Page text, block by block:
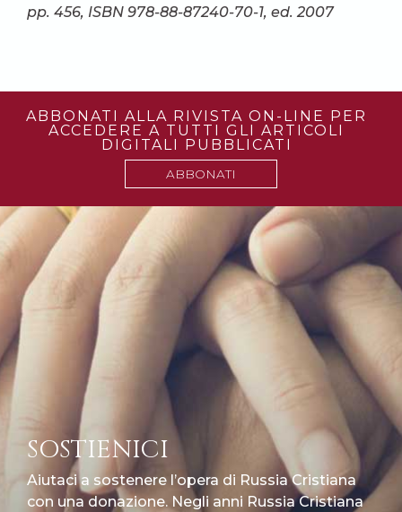
pp. 456, ISBN 978-88-87240-70-1, ed. 2007
ABBONATI ALLA RIVISTA ON-LINE PER
ACCEDERE A TUTTI GLI ARTICOLI
DIGITALI PUBBLICATI
ABBONATI
SOSTIENICI
Aiutaci a sostenere l’opera di Russia Cristiana
con una donazione. Negli anni Russia Cristiana